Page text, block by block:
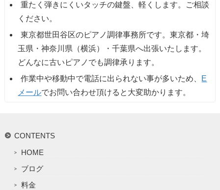
重たく弾きにくいタッチの鍵盤、軽くします。ご相談
ください。
東京都世田谷区のピアノ調律事務所です。東京都・埼
玉県・神奈川県（横浜）・千葉県へ出張いたします。
どんなに古いピアノでも調律承ります。
作業中や移動中で電話に出られない事が多いため、 E
メールでお問い合わせ頂けると大変助かります。
CONTENTS
HOME
ブログ
料金